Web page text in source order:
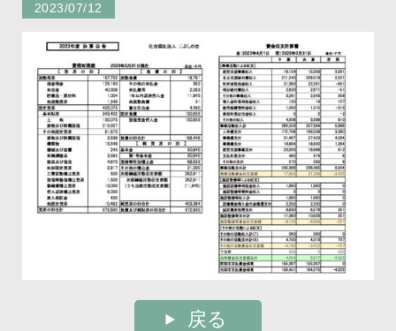
2023/07/12
戻る